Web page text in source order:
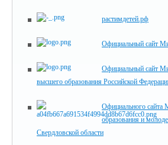
растимдетей.рф
Официальный сайт
Официальный сайт
высшего образования Российской
Официального сайта
образования и
Свердловской области